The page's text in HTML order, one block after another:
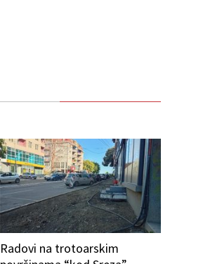
Radovi na trotoarskim